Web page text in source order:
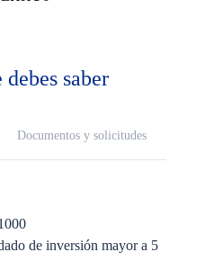
saber
Documentos y solicitudes
de inversión mayor a 5